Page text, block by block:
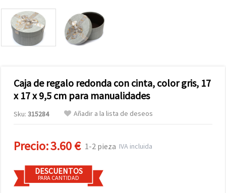
Caja de regalo redonda con cinta, color gris, 17
x 17 x 9,5 cm para manualidades
Sku: 315284 Añadir a la lista de deseos
Precio:3.60 € 1-2 pieza IVA incluida
DESCUENTOS
PARA CANTIDAD